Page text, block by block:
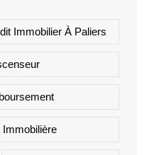
Immobilier À Paliers
Immobilière